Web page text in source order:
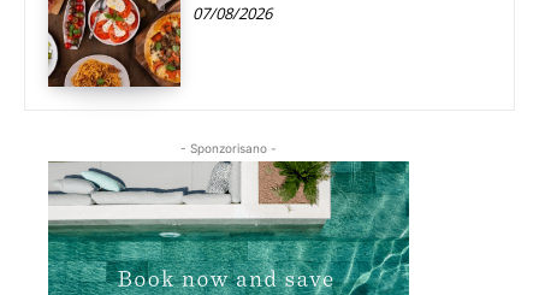
07/08/2026
- Sponzorisano -